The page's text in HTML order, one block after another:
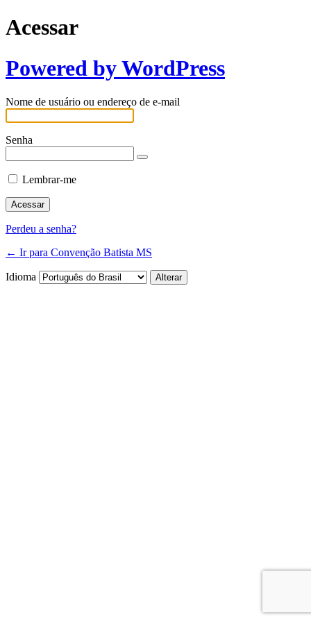
Acessar
Powered by WordPress
Nome de usuário ou endereço de e-mail
Senha
Lembrar-me
Perdeu a senha?
← Ir para Convenção Batista MS
Idioma